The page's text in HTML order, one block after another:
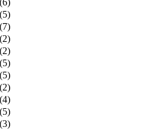
(6)
(5)
(7)
(2)
(2)
(5)
(5)
(2)
(4)
(5)
(3)